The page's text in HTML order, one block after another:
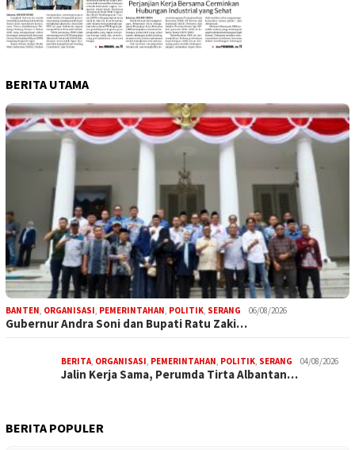
BERITA UTAMA
BANTEN ORGANISASI PEMERINTAHAN POLITIK SERANG 06/08/2026
Gubernur Andra Soni dan Bupati Ratu Zaki…
BERITA ORGANISASI PEMERINTAHAN POLITIK SERANG 04/08/2026
Jalin Kerja Sama, Perumda Tirta Albantan…
BERITA POPULER